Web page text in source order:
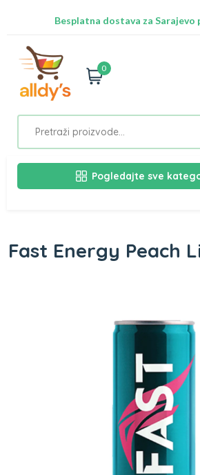
Besplatna dostava za Sarajevo
0
Pogledajte sve
Fast Energy Peach